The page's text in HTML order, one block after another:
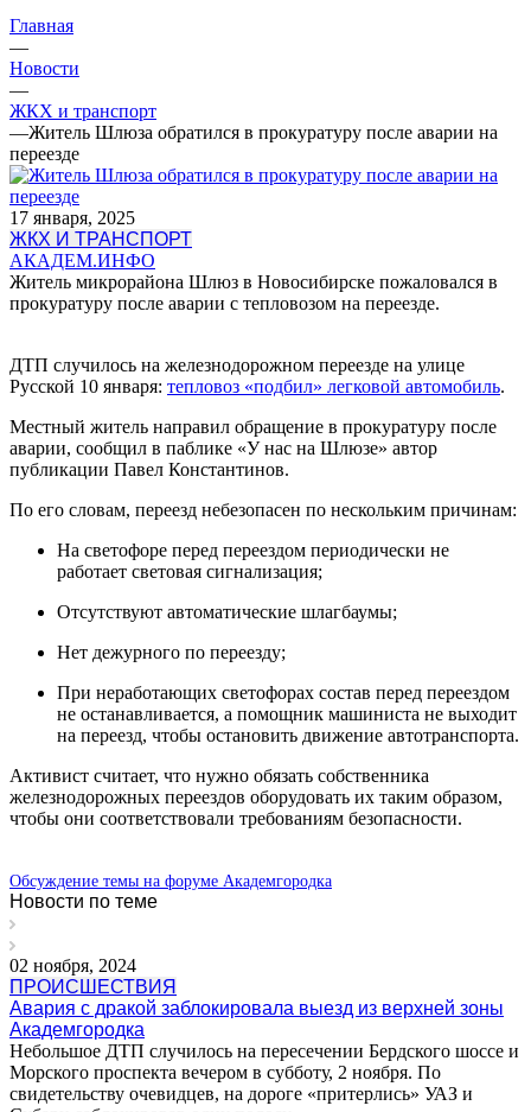
Главная
—
Новости
—
ЖКХ и транспорт
—Житель Шлюза обратился в прокуратуру после аварии на
переезде
17 января, 2025
ЖКХ И ТРАНСПОРТ
АКАДЕМ.ИНФО
Житель микрорайона Шлюз в Новосибирске пожаловался в
прокуратуру после аварии с тепловозом на переезде.
ДТП случилось на железнодорожном переезде на улице
Русской 10 января: тепловоз «подбил» легковой автомобиль.
Местный житель направил обращение в прокуратуру после
аварии, сообщил в паблике «У нас на Шлюзе» автор
публикации Павел Константинов.
По его словам, переезд небезопасен по нескольким причинам:
На светофоре перед переездом периодически не
работает световая сигнализация;
Отсутствуют автоматические шлагбаумы;
Нет дежурного по переезду;
При неработающих светофорах состав перед переездом
не останавливается, а помощник машиниста не выходит
на переезд, чтобы остановить движение автотранспорта.
Активист считает, что нужно обязать собственника
железнодорожных переездов оборудовать их таким образом,
чтобы они соответствовали требованиям безопасности.
Обсуждение темы на форуме Академгородка
Новости по теме
02 ноября, 2024
ПРОИСШЕСТВИЯ
Авария с дракой заблокировала выезд из верхней зоны
Академгородка
Небольшое ДТП случилось на пересечении Бердского шоссе и
Морского проспекта вечером в субботу, 2 ноября. По
свидетельству очевидцев, на дороге «притерлись» УАЗ и